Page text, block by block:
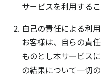
サービスを利用するこ
自己の責任による利用
お客様は、自らの責
ものとし本サービス
の結果について一切